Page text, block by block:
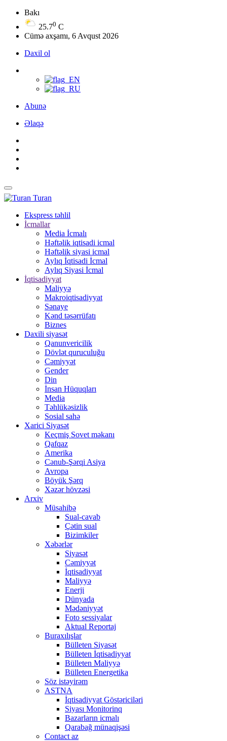
Bakı
25.70 C
Cümə axşamı, 6 Avqust 2026
Daxil ol
Abunə
Əlaqə
Turan
Ekspress təhlil
İcmallar
Media İcmalı
Həftəlik iqtisadi icmal
Həftəlik siyasi icmal
Aylıq İqtisadi İcmal
Aylıq Siyasi İcmal
İqtisadiyyat
Maliyyə
Makroiqtisadiyyat
Sənaye
Kənd təsərrüfatı
Biznes
Daxili siyasət
Qanunvericilik
Dövlət quruculuğu
Cəmiyyət
Gender
Din
İnsan Hüquqları
Media
Təhlükəsizlik
Sosial sahə
Xarici Siyasət
Keçmiş Sovet məkanı
Qafqaz
Amerika
Cənub-Şərqi Asiya
Avropa
Böyük Şərq
Xəzər hövzəsi
Arxiv
Müsahibə
Sual-cavab
Çətin sual
Bizimkiler
Xəbərlər
Siyasət
Cəmiyyət
İqtisadiyyat
Maliyyə
Enerji
Dünyada
Mədəniyyət
Foto sessiyalar
Aktual Reportaj
Buraxılışlar
Bülleten Siyasət
Bülleten İqtisadiyyat
Bülleten Maliyyə
Bülleten Energetika
Söz istəyirəm
ASTNA
İqtisadiyyat Göstəriciləri
Siyası Monitorinq
Bazarların icmalı
Qarabağ münaqişəsi
Contact az